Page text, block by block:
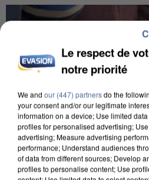
Le respect de
notre priorité
We and our (447) partnersdo the
your consent and/or our legitimate
information on a device; Use limited
profiles for personalised advertising;
advertising; Measure advertising
performance; Understand audiences
of data from different sources; Develop
profiles to personalise content; Use